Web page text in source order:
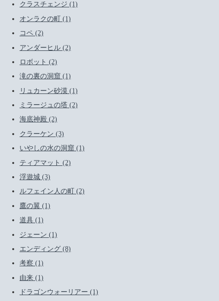
クラスチェンジ (1)
オンラクの町 (1)
コペ (2)
アンダーヒル (2)
ロボット (2)
滝の裏の洞窟 (1)
リュカーン砂漠 (1)
ミラージュの塔 (2)
海底神殿 (2)
クラーケン (3)
いやしの水の洞窟 (1)
ティアマット (2)
浮遊城 (3)
ルフェイン人の町 (2)
鷹の翼 (1)
道具 (1)
ジェーン (1)
エンディング (8)
考察 (1)
由来 (1)
ドラゴンウォーリアー (1)